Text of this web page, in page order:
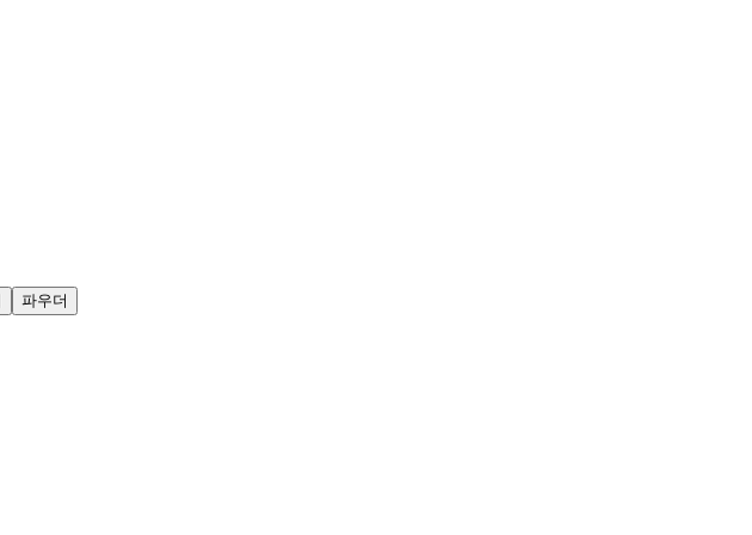
파우더